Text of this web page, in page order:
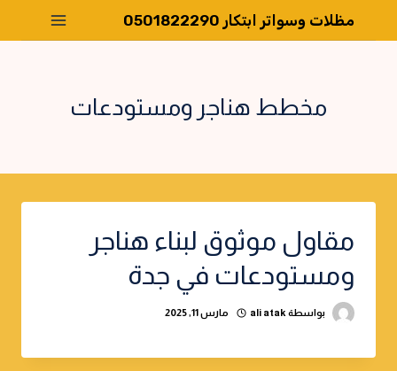
مظلات وسواتر ابتكار 0501822290
مخطط هناجر ومستودعات
مقاول موثوق لبناء هناجر
ومستودعات في جدة
بواسطة ali atak مارس 11, 2025